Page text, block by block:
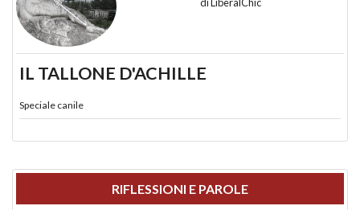
IL TALLONE D'ACHILLE
Speciale canile
RIFLESSIONI E PAROLE